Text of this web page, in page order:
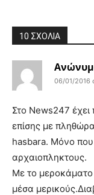
10 ΣΧΟΛΙΑ
06/01/2016
Στο News247
επίσης με
hasbara. Μόνο που
αρχαιοπληκτους.
Με το μεροκάματο
μέσα